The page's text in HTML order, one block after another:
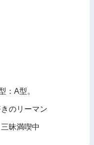
：A型。
のリーマン
昧満喫中